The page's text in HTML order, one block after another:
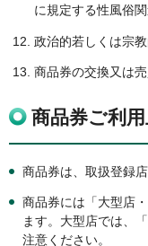
に規定する性風俗
政治的若しくは宗
商品券の交換又は
商品券ご利
商品券は、取扱登録
商品券には「大型店
ます。大型店では、
注意ください。